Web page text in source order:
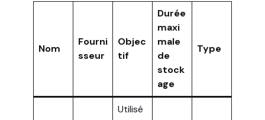
Nom
Fourni
sseur
Objec
tif
Durée
maxi
male
de
stock
age
Type
Utilisé